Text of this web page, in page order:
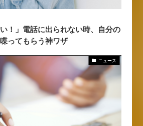
！」電話に出られない時、自分の
ってもらう神ワザ
ニュース